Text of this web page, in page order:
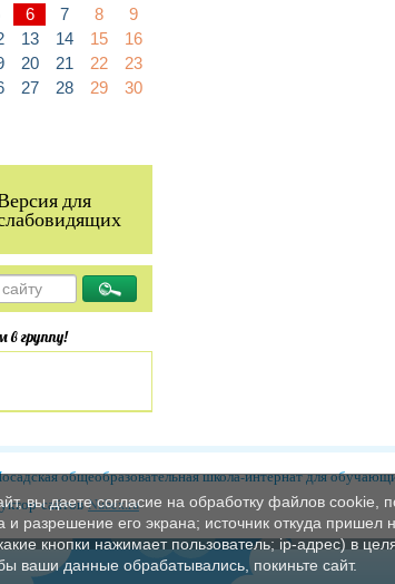
6 7 8
9
13 14 15
16
20 21 22
23
27 28 29
30
для
в группу!
общеобразовательная школа-интернат для
сайтовNubex.ru
вы даете согласие на обработку файлов
и разрешение его экрана; источник откуда
кнопки нажимает пользователь; ip-адрес) в
ваши данные обрабатывались, покиньте сайт.